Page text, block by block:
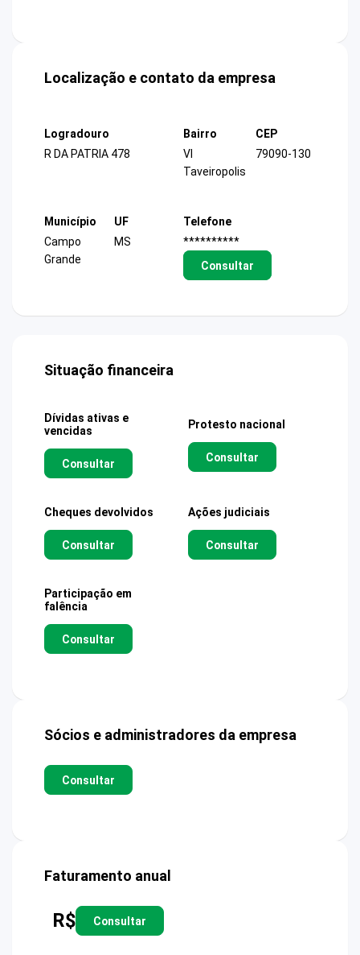
Localização e contato da empresa
Logradouro
R DA PATRIA 478
Bairro
Vl
Taveiropolis
CEP
79090-130
Município
Campo
Grande
UF
MS
Telefone
**********
Consultar
Situação financeira
Dívidas ativas e
vencidas
Consultar
Protesto nacional
Consultar
Cheques devolvidos
Consultar
Ações judiciais
Consultar
Participação em
falência
Consultar
Sócios e administradores da empresa
Consultar
Faturamento anual
R$ Consultar